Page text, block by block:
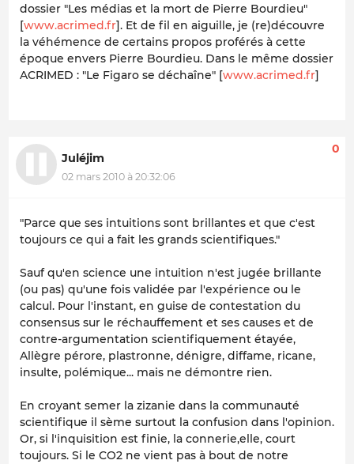
dossier "Les médias et la mort de Pierre Bourdieu"
[www.acrimed.fr]. Et de fil en aiguille, je (re)découvre
la véhémence de certains propos proférés à cette
époque envers Pierre Bourdieu. Dans le même dossier
ACRIMED : "Le Figaro se déchaîne" [www.acrimed.fr]
Juléjim
02 mars 2010 à 20:32:06
0
"Parce que ses intuitions sont brillantes et que c'est
toujours ce qui a fait les grands scientifiques."
Sauf qu'en science une intuition n'est jugée brillante
(ou pas) qu'une fois validée par l'expérience ou le
calcul. Pour l'instant, en guise de contestation du
consensus sur le réchauffement et ses causes et de
contre-argumentation scientifiquement étayée,
Allègre pérore, plastronne, dénigre, diffame, ricane,
insulte, polémique... mais ne démontre rien.
En croyant semer la zizanie dans la communauté
scientifique il sème surtout la confusion dans l'opinion.
Or, si l'inquisition est finie, la connerie,elle, court
toujours. Si le CO2 ne vient pas à bout de notre